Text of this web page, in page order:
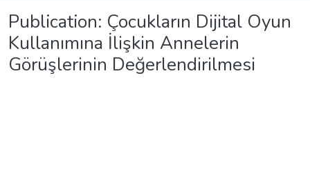
Publication: Çocukların Dijital Oyun
Kullanımına İlişkin Annelerin
Görüşlerinin Değerlendirilmesi